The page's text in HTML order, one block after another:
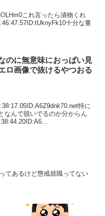
これ言ったら漬物くれ
十分な量
のに無意味におっぱい見
ロ画像で抜けるやつおる
特に
なんで脱いでるのか分からん
てあるけど懲戒就職ってない